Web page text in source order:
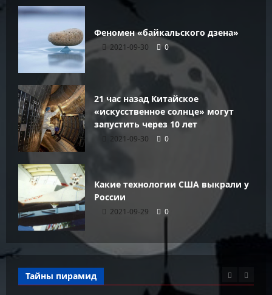
Феномен «байкальского дзена»
2021-09-30 0
21 час назад Китайское
«искусственное солнце» могут
запустить через 10 лет
2021-09-30 0
Какие технологии США выкрали у
России
2021-09-29 0
Тайны пирамид